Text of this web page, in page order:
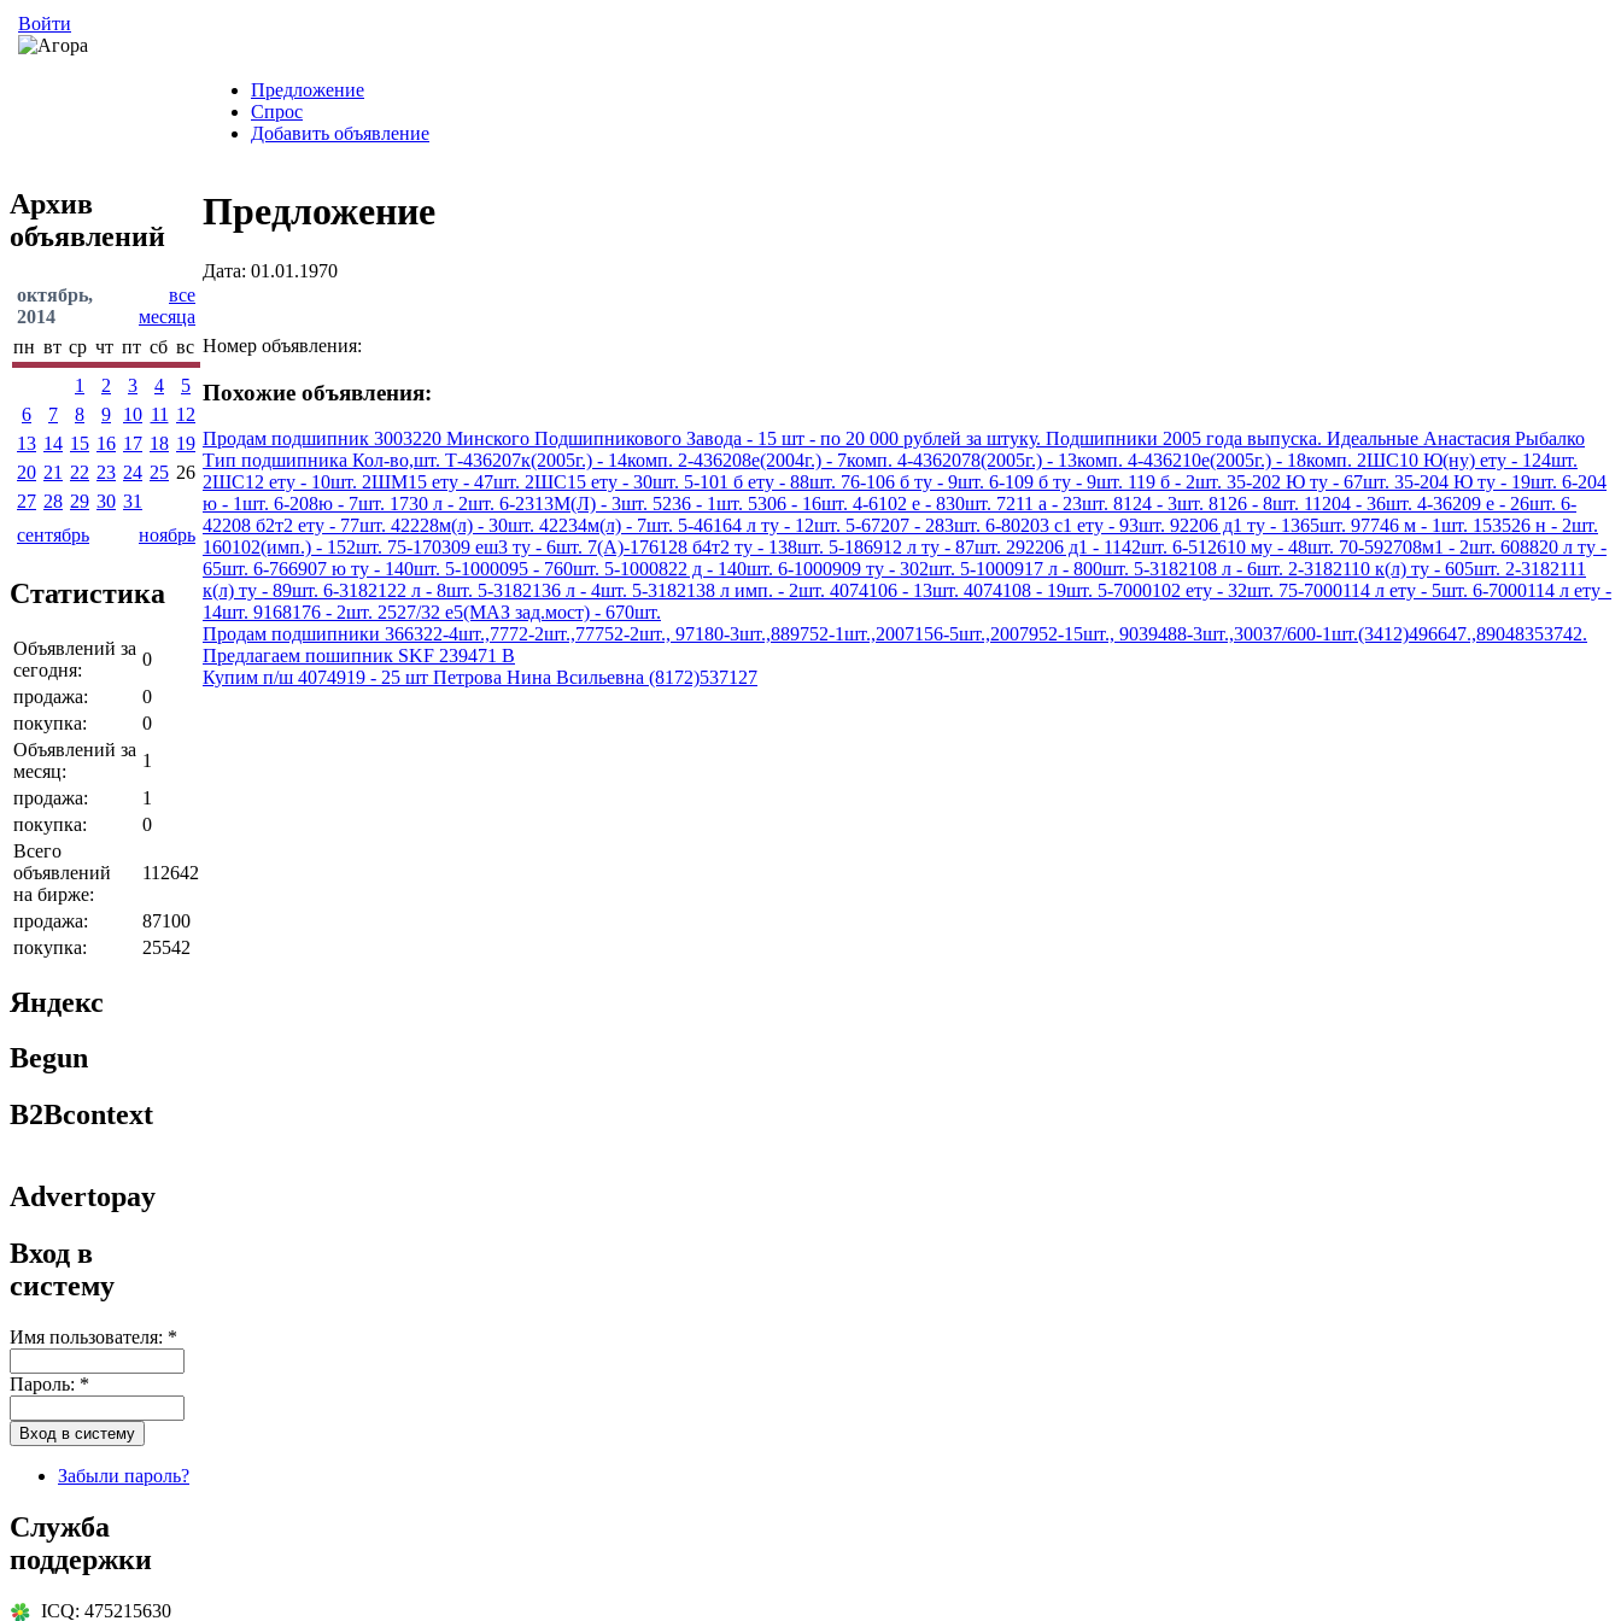
Войти
Предложение
Спрос
Добавить объявление
Архив
объявлений
октябрь,
2014
все
месяца
пн вт ср чт пт сб вс
1
2 3 4
5
6
7 8 9 10 11 12
13 14 15 16 17 18 19
20 21 22 23 24 25 26
27 28 29 30 31
сентябрь
ноябрь
Статистика
Объявлений за
сегодня:
0
продажа:
0
покупка:
0
Объявлений за
месяц:
1
продажа:
1
покупка:
0
Всего
объявлений
на бирже:
112642
продажа:
87100
покупка:
25542
Яндекс
Begun
B2Bcontext
Advertopay
Вход в
систему
Имя пользователя: *
Пароль: *
Забыли пароль?
Служба
поддержки
ICQ: 475215630
Предложение
Дата: 01.01.1970
Номер объявления:
Похожие объявления:
Продам подшипник 3003220 Минского Подшипникового Завода - 15 шт - по 20 000 рублей за штуку. Подшипники 2005 года выпуска. Идеальные Анастасия Рыбалко
Тип подшипника Кол-во,шт. Т-436207к(2005г.) - 14комп. 2-436208е(2004г.) - 7комп. 4-4362078(2005г.) - 13комп. 4-436210е(2005г.) - 18комп. 2ШС10 Ю(ну) ету - 124шт.
2ШС12 ету - 10шт. 2ШМ15 ету - 47шт. 2ШС15 ету - 30шт. 5-101 б ету - 88шт. 76-106 б ту - 9шт. 6-109 б ту - 9шт. 119 б - 2шт. 35-202 Ю ту - 67шт. 35-204 Ю ту - 19шт. 6-204
ю - 1шт. 6-208ю - 7шт. 1730 л - 2шт. 6-2313М(Л) - 3шт. 5236 - 1шт. 5306 - 16шт. 4-6102 е - 830шт. 7211 а - 23шт. 8124 - 3шт. 8126 - 8шт. 11204 - 36шт. 4-36209 е - 26шт. 6-
42208 б2т2 ету - 77шт. 42228м(л) - 30шт. 42234м(л) - 7шт. 5-46164 л ту - 12шт. 5-67207 - 283шт. 6-80203 с1 ету - 93шт. 92206 д1 ту - 1365шт. 97746 м - 1шт. 153526 н - 2шт.
160102(имп.) - 152шт. 75-170309 еш3 ту - 6шт. 7(А)-176128 б4т2 ту - 138шт. 5-186912 л ту - 87шт. 292206 д1 - 1142шт. 6-512610 му - 48шт. 70-592708м1 - 2шт. 608820 л ту -
65шт. 6-766907 ю ту - 140шт. 5-1000095 - 760шт. 5-1000822 д - 140шт. 6-1000909 ту - 302шт. 5-1000917 л - 800шт. 5-3182108 л - 6шт. 2-3182110 к(л) ту - 605шт. 2-3182111
к(л) ту - 89шт. 6-3182122 л - 8шт. 5-3182136 л - 4шт. 5-3182138 л имп. - 2шт. 4074106 - 13шт. 4074108 - 19шт. 5-7000102 ету - 32шт. 75-7000114 л ету - 5шт. 6-7000114 л ету -
14шт. 9168176 - 2шт. 2527/32 е5(МАЗ зад.мост) - 670шт.
Продам подшипники 366322-4шт.,7772-2шт.,77752-2шт., 97180-3шт.,889752-1шт.,2007156-5шт.,2007952-15шт., 9039488-3шт.,30037/600-1шт.(3412)496647.,89048353742.
Предлагаем пошипник SKF 239471 B
Купим п/ш 4074919 - 25 шт Петрова Нина Всильевна (8172)537127